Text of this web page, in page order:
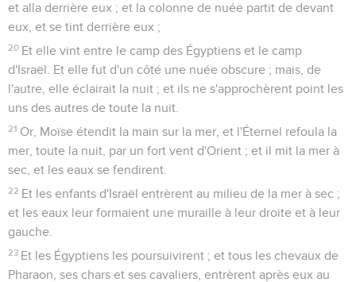
et alla derrière eux ; et la colonne de nuée partit de devant
eux, et se tint derrière eux ;
20 Et elle vint entre le camp des Égyptiens et le camp
d'Israël. Et elle fut d'un côté une nuée obscure ; mais, de
l'autre, elle éclairait la nuit ; et ils ne s'approchèrent point les
uns des autres de toute la nuit.
21 Or, Moïse étendit la main sur la mer, et l'Éternel refoula la
mer, toute la nuit, par un fort vent d'Orient ; et il mit la mer à
sec, et les eaux se fendirent.
22 Et les enfants d'Israël entrèrent au milieu de la mer à sec ;
et les eaux leur formaient une muraille à leur droite et à leur
gauche.
23 Et les Égyptiens les poursuivirent ; et tous les chevaux de
Pharaon, ses chars et ses cavaliers, entrèrent après eux au